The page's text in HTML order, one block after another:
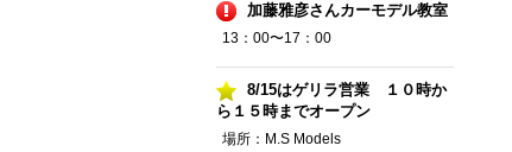
加藤雅彦さんカーモデル教室
13：00〜17：00
8/15はゲリラ営業 １０時か
ら１５時までオープン
場所：M.S Models